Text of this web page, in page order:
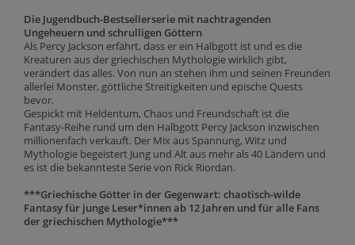
Die Jugendbuch-Bestsellerserie mit nachtragenden
Ungeheuern und schrulligen Göttern
Als Percy Jackson erfährt, dass er ein Halbgott ist und es die
Kreaturen aus der griechischen Mythologie wirklich gibt,
verändert das alles. Von nun an stehen ihm und seinen Freunden
allerlei Monster, göttliche Streitigkeiten und epische Quests
bevor.
Gespickt mit Heldentum, Chaos und Freundschaft ist die
Fantasy-Reihe rund um den Halbgott Percy Jackson inzwischen
millionenfach verkauft. Der Mix aus Spannung, Witz und
Mythologie begeistert Jung und Alt aus mehr als 40 Ländern und
es ist die bekannteste Serie von Rick Riordan.
***Griechische Götter in der Gegenwart: chaotisch-wilde
Fantasy für junge Leser*innen ab 12 Jahren und für alle Fans
der griechischen Mythologie***